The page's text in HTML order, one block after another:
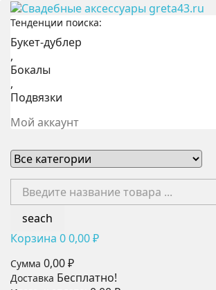
Тенденции поиска:
Букет-дублер
,
Бокалы
,
Подвязки
Мой аккаунт
seach
Корзина 00,00 ₽
Сумма 0,00 ₽
Доставка Бесплатно!